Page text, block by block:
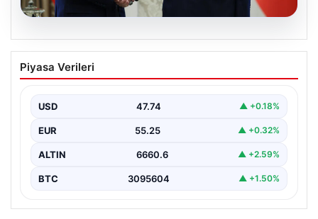
Cumhurbaşkanı Erdoğan, Devlet
Bahçeli ile görüştü
Piyasa Verileri
USD 47.74 ▲ +0.18%
EUR 55.25 ▲ +0.32%
ALTIN 6660.6 ▲ +2.59%
BTC 3095604 ▲ +1.50%